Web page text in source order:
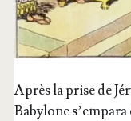
Après la prise de
Baby­lone